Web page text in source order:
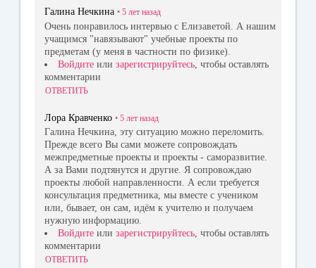
Галина Нечкина • 5 лет назад
Очень понравилось интервью с Елизаветой. А нашим
учащимся "навязывают" учебные проекты по
предметам (у меня в частности по физике).
Войдите или зарегистрируйтесь , чтобы оставлять
комментарии
ОТВЕТИТЬ
Лора Кравченко • 5 лет назад
Галина Нечкина, эту ситуацию можно переломить.
Прежде всего Вы сами можете сопровождать
межпредметные проекты и проекты - саморазвитие.
А за Вами подтянутся и другие. Я сопровождаю
проекты любой направленности. А если требуется
консультация предметника, мы вместе с учеником
или, бывает, он сам, идём к учителю и получаем
нужную информацию.
Войдите или зарегистрируйтесь, чтобы оставлять
комментарии
ОТВЕТИТЬ